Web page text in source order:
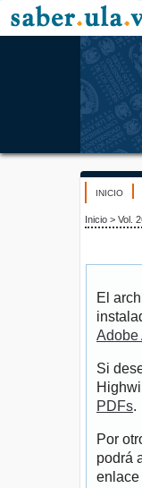
INICIO
Inicio > Vol.
El
Adobe
Si
PDFs.
Por
podrá
enlace